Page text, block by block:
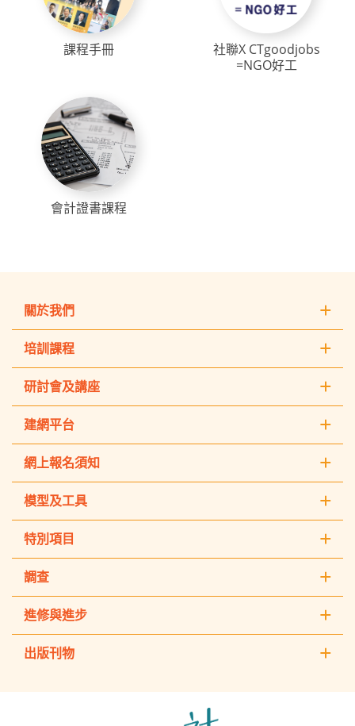
課程手冊
社聯X CTgoodjobs
=NGO好工
會計證書課程
關於我們
培訓課程
研討會及講座
建網平台
網上報名須知
模型及工具
特別項目
調查
進修與進步
出版刊物